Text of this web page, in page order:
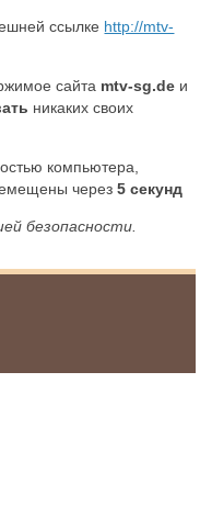
ссылке http://mtv-
сайта mtv-sg.de и
никаких своих
компьютера,
через5 секунд
безопасности.